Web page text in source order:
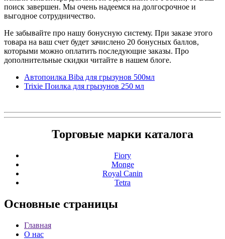
поиск завершен. Мы очень надеемся на долгосрочное и
выгодное сотрудничество.
Не забывайте про нашу бонусную систему. При заказе этого
товара на ваш счет будет зачислено 20 бонусных баллов,
которыми можно оплатить последующие заказы. Про
дополнительные скидки читайте в нашем блоге.
Автопоилка Biba для грызунов 500мл
Trixie Поилка для грызунов 250 мл
Торговые марки каталога
Fiory
Monge
Royal Canin
Tetra
Основные страницы
Главная
О нас